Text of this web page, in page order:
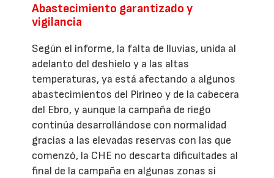
Abastecimiento garantizado y
vigilancia
Según el informe, la falta de lluvias, unida al
adelanto del deshielo y a las altas
temperaturas, ya está afectando a algunos
abastecimientos del Pirineo y de la cabecera
del Ebro, y aunque la campaña de riego
continúa desarrollándose con normalidad
gracias a las elevadas reservas con las que
comenzó, la CHE no descarta dificultades al
final de la campaña en algunas zonas si